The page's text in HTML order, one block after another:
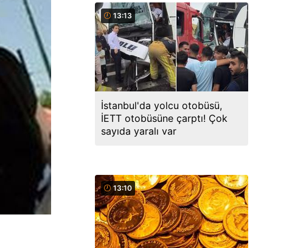
13:13
İstanbul'da yolcu otobüsü,
İETT otobüsüne çarptı! Çok
sayıda yaralı var
13:10